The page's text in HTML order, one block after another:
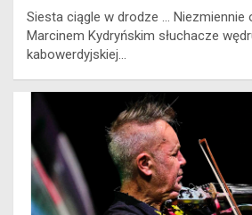
Siesta ciągle w drodze … Niezmiennie
Marcinem Kydryńskim słuchacze
kabowerdyjskiej…